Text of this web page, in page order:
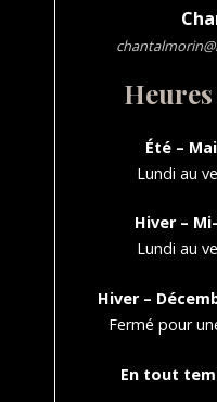
Été –
Lundi au
Hiver –
Lundi au
Hiver –
Fermé pour
En tout